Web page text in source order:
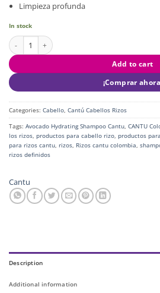
Limpieza profunda
In stock
Avocado Hydrating Shampoo Cantu
Add to cart
¡Comprar
Categories: Cabello, Cantú Cabellos Rizos
Tags: Avocado Hydrating Shampoo Cantu, CANTU
los rizos, productos para cabello rizo, productos
para rizos cantu, rizos, Rizos cantu colombia,
rizos definidos
Cantu
Description
Additional information